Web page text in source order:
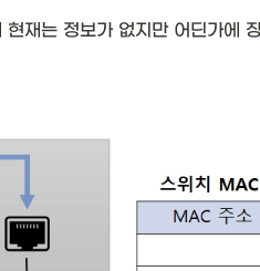
재는 정보가 없지만 어딘가에